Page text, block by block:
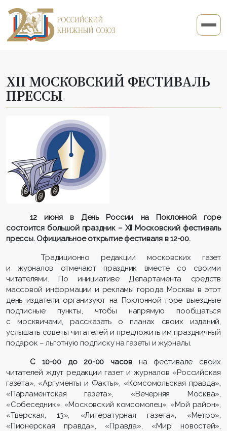
ХII МОСКОВСКИЙ ФЕСТИВАЛЬ
ПРЕССЫ
12 июня в День России на Поклонной горе
состоится большой праздник – ХII Московский фестиваль
прессы. Официальное открытие фестиваля в 12-00.
Традиционно редакции московских газет
и журналов отмечают праздник вместе со своими
читателями. По инициативе Департамента средств
массовой информации и рекламы города Москвы в этот
день издатели организуют на Поклонной горе выездные
подписные пункты, чтобы напрямую пообщаться
с москвичами, рассказать о планах своих изданий,
услышать советы читателей и предложить им праздничный
подарок – льготную подписку на газеты и журналы.
С 10-00 до 20-00 часовна фестивале своих
читателей ждут редакции газет и журналов «Российская
газета», «Аргументы и Факты», «Комсомольская правда»,
«Парламентская газета», «Вечерняя Москва»,
«Собеседник», «Московский комсомолец», «Мой район»,
«Тверская, 13», «Литературная газета», «Метро»,
«Пионерская правда», «Правда», «Мир новостей»,